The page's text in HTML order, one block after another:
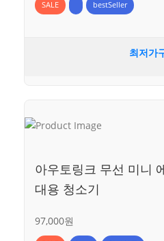
SALE bestSeller
최저가
아우토링크 무선 미니
대용 청소기
97,000원